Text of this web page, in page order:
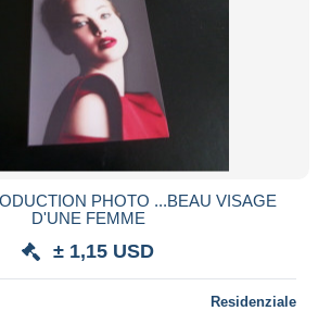
PHOTO ...BEAU VISAGE
D'UNE FEMME
± 1,15 USD
Residenziale